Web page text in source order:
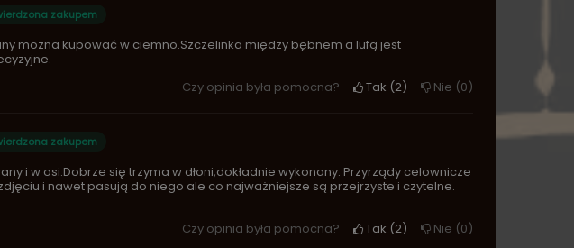
zakupem
można kupować w ciemno.Szczelinka między bębnem a lufą jest
Czy opinia była pomocna? Tak 2 Nie 0
zakupem
i w osi.Dobrze się trzyma w dłoni,dokładnie wykonany. Przyrządy celownicze
i nawet pasują do niego ale co najważniejsze są przejrzyste i czytelne.
Czy opinia była pomocna? Tak 2 Nie 0